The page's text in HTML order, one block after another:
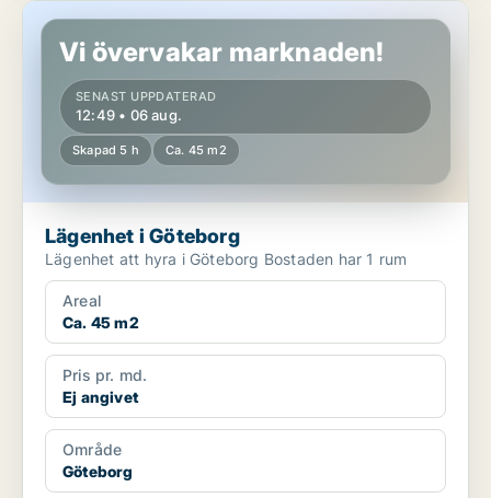
Lägenhet i Göteborg
Vi övervakar marknaden!
SENAST UPPDATERAD
12:49 • 06 aug.
Skapad 5 h Ca. 45 m2
Lägenhet i Göteborg
Lägenhet att hyra i Göteborg Bostaden har 1 rum
Areal
Ca. 45 m2
Pris pr. md.
Ej angivet
Område
Göteborg